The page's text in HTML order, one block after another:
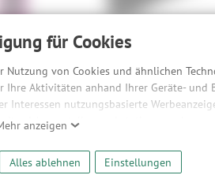
für Cookies
Nutzung von Cookies und ähnlichen
Ihre Aktivitäten anhand Ihrer Geräte- und
Interessen nutzungsbasierte
sicherzustellen und stetig zu
von statistischer Analyse,
Informationen zu den einzelnen
anzeigen
Alles ablehnen Einstellungen
Tech Bike
10,90 €
10,90 €/l
Cube Acid Multi Tool
64,90 €